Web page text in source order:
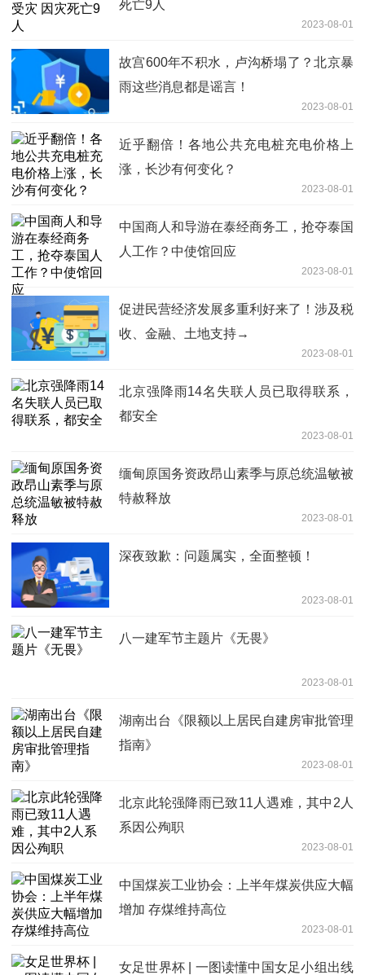
死亡9人
2023-08-01
故宫600年不积水，卢沟桥塌了？北京暴
雨这些消息都是谣言！
2023-08-01
近乎翻倍！各地公共充电桩充电价格上
涨，长沙有何变化？
2023-08-01
中国商人和导游在泰经商务工，抢夺泰国
人工作？中使馆回应
2023-08-01
促进民营经济发展多重利好来了！涉及税
收、金融、土地支持→
2023-08-01
北京强降雨14名失联人员已取得联系，
都安全
2023-08-01
缅甸原国务资政昂山素季与原总统温敏被
特赦释放
2023-08-01
深夜致歉：问题属实，全面整顿！
2023-08-01
八一建军节主题片《无畏》
2023-08-01
湖南出台《限额以上居民自建房审批管理
指南》
2023-08-01
北京此轮强降雨已致11人遇难，其中2人
系因公殉职
2023-08-01
中国煤炭工业协会：上半年煤炭供应大幅
增加 存煤维持高位
2023-08-01
女足世界杯 | 一图读懂中国女足小组出线